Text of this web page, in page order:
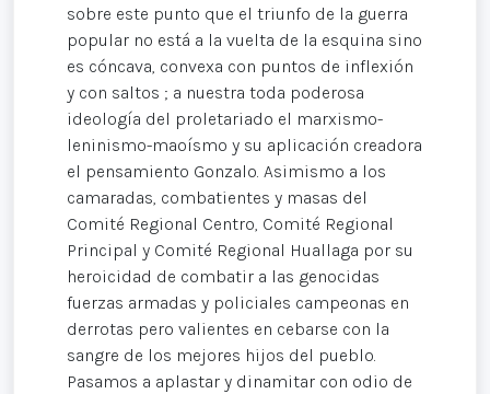
sobre este punto que el triunfo de la guerra
popular no está a la vuelta de la esquina sino
es cóncava, convexa con puntos de inflexión
y con saltos ; a nuestra toda poderosa
ideología del proletariado el marxismo-
leninismo-maoísmo y su aplicación creadora
el pensamiento Gonzalo. Asimismo a los
camaradas, combatientes y masas del
Comité Regional Centro, Comité Regional
Principal y Comité Regional Huallaga por su
heroicidad de combatir a las genocidas
fuerzas armadas y policiales campeonas en
derrotas pero valientes en cebarse con la
sangre de los mejores hijos del pueblo.
Pasamos a aplastar y dinamitar con odio de